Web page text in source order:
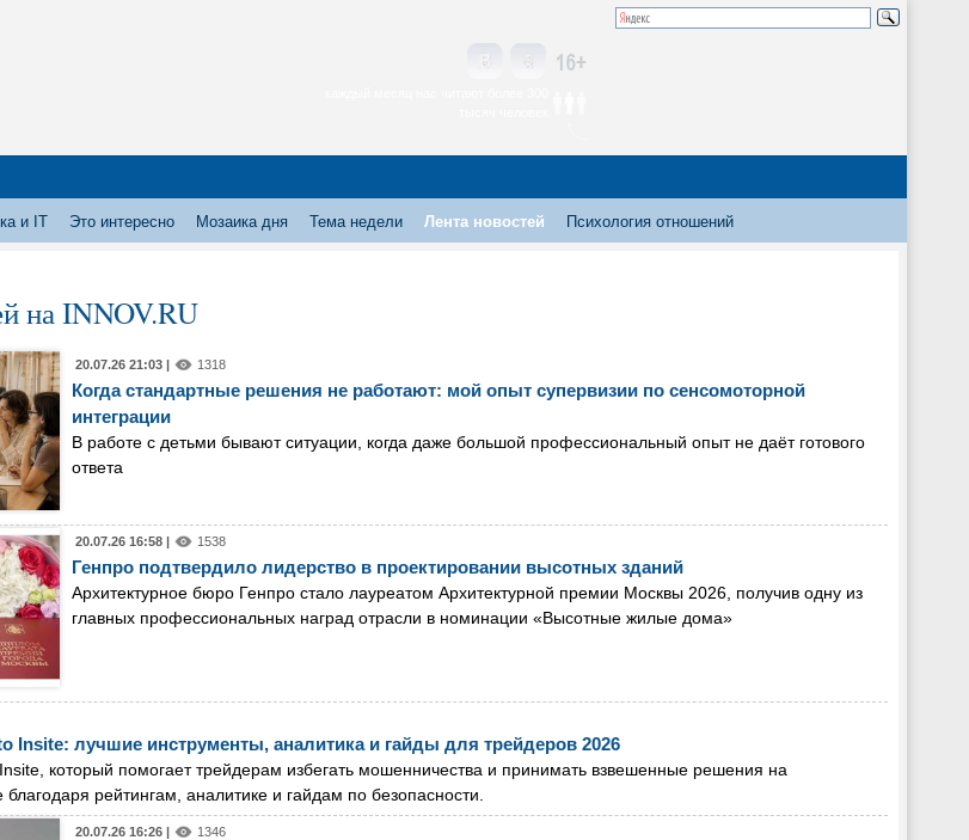
и IT Это интересно Мозаика дня Тема недели Лента новостей Психология отношений
на INNOV.RU
20.07.26 21:03 | 1318
Когда стандартные решения не работают: мой опыт супервизии по сенсомоторной
интеграции
В работе с детьми бывают ситуации, когда даже большой профессиональный опыт не даёт готового
ответа
20.07.26 16:58 | 1538
Генпро подтвердило лидерство в проектировании высотных зданий
Архитектурное бюро Генпро стало лауреатом Архитектурной премии Москвы 2026, получив одну из
главных профессиональных наград отрасли в номинации «Высотные жилые дома»
Insite: лучшие инструменты, аналитика и гайды для трейдеров 2026
который помогает трейдерам избегать мошенничества и принимать взвешенные решения на
рейтингам, аналитике и гайдам по безопасности.
20.07.26 16:26 | 1346